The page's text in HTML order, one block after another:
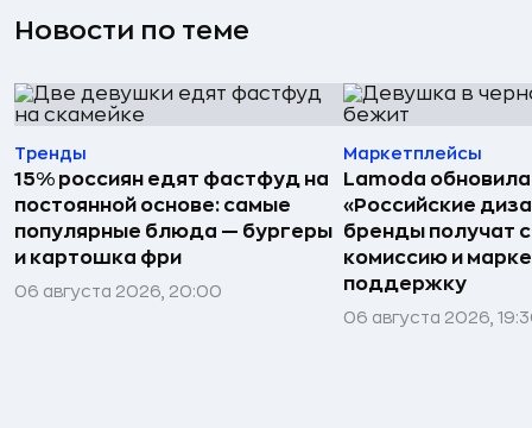
Новости по теме
Тренды
15% россиян едят фастфуд на
постоянной основе: самые
популярные блюда — бургеры
и картошка фри
06 августа 2026, 20:00
Маркетплейсы
Lamoda
«Российские
бренды получат
комиссию и
поддержку
06 августа 2026,